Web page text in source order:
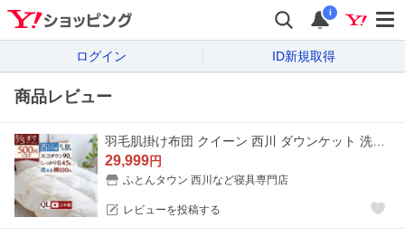
i
ログイン ID新規取得
商品レビュー
29,999円
ふとんタウン 西川など寝具専門店
レビューを投稿する